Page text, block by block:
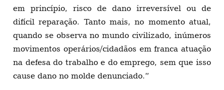
em princípio, risco de dano irreversível ou de
difícil reparação. Tanto mais, no momento atual,
quando se observa no mundo civilizado, inúmeros
movimentos operários/cidadãos em franca atuação
na defesa do trabalho e do emprego, sem que isso
cause dano no molde denunciado.”